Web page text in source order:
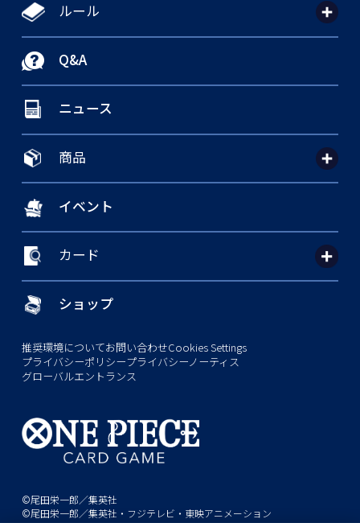
ルール
Q&A
ニュース
商品
イベント
カード
ショップ
推奨環境についてお問い合わせCookies Settings
プライバシーポリシープライバシーノーティス
グローバルエントランス
©尾田栄一郎／集英社
©尾田栄一郎／集英社・フジテレビ・東映アニメーション